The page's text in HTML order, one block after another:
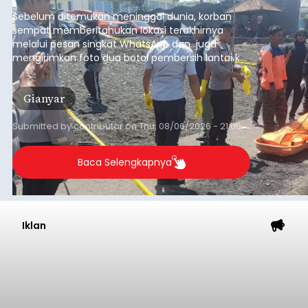
pesisir Pantai Purnama, Sukawati.
Sebelum ditemukan meninggal dunia, korban
sempat memberitahukan lokasi terakhirnya
melalui pesan singkat WhatsApp dan juga
mengirimkan foto dua botol pembersih lantai ke
istrinya.
Gianyar
Submitted bycontributoronThu, 08/06/2026 - 21:06
Baca Selengkapnya
Iklan